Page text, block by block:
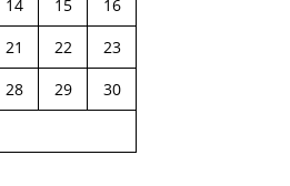
14 15
16
21 22
23
28 29
30